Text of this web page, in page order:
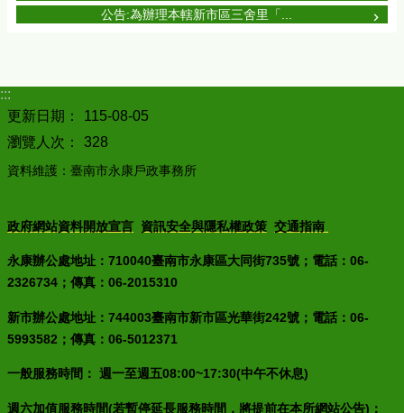
公告:為辦理本轄新市區三舍里「...
:::
更新日期：
115-08-05
瀏覽人次：
328
資料維護：臺南市永康戶政事務所
政府網站資料開放宣言 資訊安全與隱私權政策 交通指南
永康辦公處地址：710040臺南市永康區大同街735號；電話：06-
2326734；傳真：06-2015310
新市辦公處地址：744003臺南市新市區光華街242號；電話：06-
5993582；傳真：06-5012371
一般服務時間： 週一至週五08:00~17:30(中午不休息)
週六加值服務時間(若暫停延長服務時間，將提前在本所網站公告)：